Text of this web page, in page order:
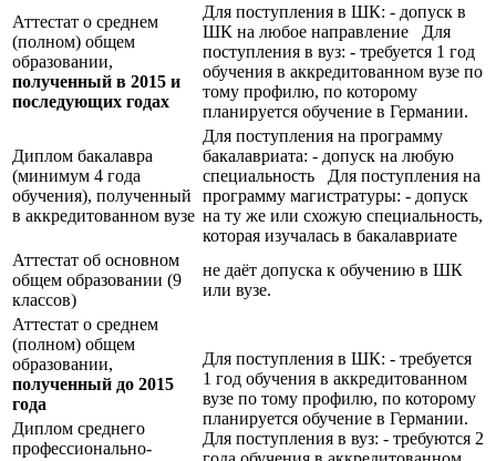
Аттестат о среднем
(полном) общем
образовании,
полученный в 2015 и
последующих годах
Для поступления в ШК: - допуск в
ШК на любое направление Для
поступления в вуз: - требуется 1 год
обучения в аккредитованном вузе по
тому профилю, по которому
планируется обучение в Германии.
Диплом бакалавра
(минимум 4 года
обучения), полученный
в аккредитованном вузе
Для поступления на программу
бакалавриата: - допуск на любую
специальность Для поступления на
программу магистратуры: - допуск
на ту же или схожую специальность,
которая изучалась в бакалавриате
Аттестат об основном
общем образовании (9
классов)
не даёт допуска к обучению в ШК
или вузе.
Аттестат о среднем
(полном) общем
образовании,
полученный до 2015
года
Для поступления в ШК: - требуется
1 год обучения в аккредитованном
вузе по тому профилю, по которому
планируется обучение в Германии.
Для поступления в вуз: - требуются 2
Диплом среднего
профессионально-